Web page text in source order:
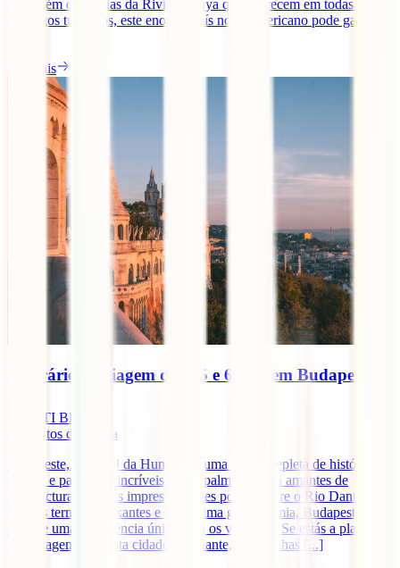
Para além das praias da Riviera Maya que aparecem em todas os
catálogos turísticos, este enorme país norte-americano pode gabar-se
Ler mais
Itinerário de viagem de 4, 5 e 6 dias em Budapeste
IATI Blog
minutos de leitura
Budapeste, a capital da Hungria, é uma cidade repleta de história,
cultura e paisagens incríveis, principalmente para amantes de
arquitectura. Com as impressionantes pontes sobre o Rio Danúbio,
banhos termais relaxantes e uma ótima gastronomia, Budapeste
oferece uma experiência única para os viajantes. Se estás a planear
uma viagem para esta cidade fascinante, quer tenhas [...]